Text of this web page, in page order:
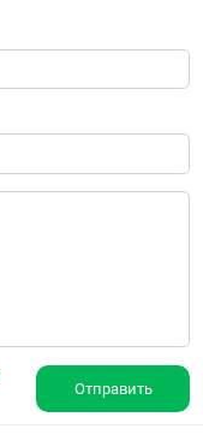
Отправить